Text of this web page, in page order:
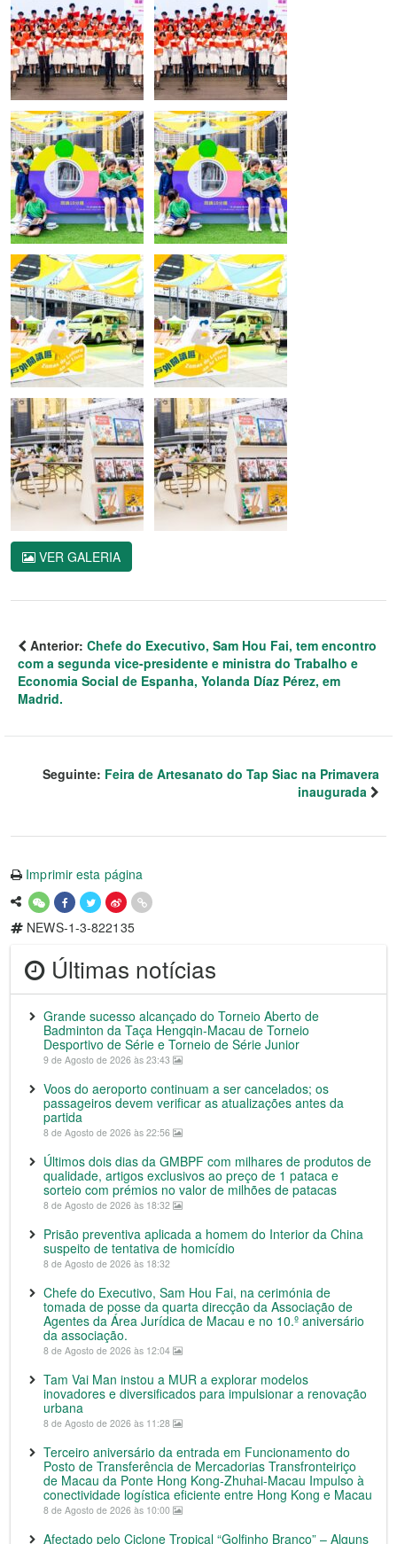
VER GALERIA
Anterior: Chefe do Executivo, Sam Hou Fai, tem encontro
com a segunda vice-presidente e ministra do Trabalho e
Economia Social de Espanha, Yolanda Díaz Pérez, em
Madrid.
Seguinte: Feira de Artesanato do Tap Siac na Primavera
inaugurada
Imprimir esta página
NEWS-1-3-822135
Últimas notícias
Grande sucesso alcançado do Torneio Aberto de
Badminton da Taça Hengqin-Macau de Torneio
Desportivo de Série e Torneio de Série Junior
9 de Agosto de 2026 às 23:43
Voos do aeroporto continuam a ser cancelados; os
passageiros devem verificar as atualizações antes da
partida
8 de Agosto de 2026 às 22:56
Últimos dois dias da GMBPF com milhares de produtos de
qualidade, artigos exclusivos ao preço de 1 pataca e
sorteio com prémios no valor de milhões de patacas
8 de Agosto de 2026 às 18:32
Prisão preventiva aplicada a homem do Interior da China
suspeito de tentativa de homicídio
8 de Agosto de 2026 às 18:32
Chefe do Executivo, Sam Hou Fai, na cerimónia de
tomada de posse da quarta direcção da Associação de
Agentes da Área Jurídica de Macau e no 10.º aniversário
da associação.
8 de Agosto de 2026 às 12:04
Tam Vai Man instou a MUR a explorar modelos
inovadores e diversificados para impulsionar a renovação
urbana
8 de Agosto de 2026 às 11:28
Terceiro aniversário da entrada em Funcionamento do
Posto de Transferência de Mercadorias Transfronteiriço
de Macau da Ponte Hong Kong-Zhuhai-Macau Impulso à
conectividade logística eficiente entre Hong Kong e Macau
8 de Agosto de 2026 às 10:00
Afectado pelo Ciclone Tropical “Golfinho Branco” – Alguns